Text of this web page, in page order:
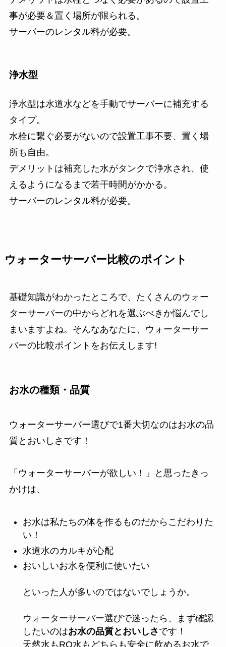
事が必要＆置く場所が限られる。
サーバーのレンタル料が必要。
浄水型
浄水型は水道水などを手動でサーバーに補充する
タイプ。
水栓に繋ぐ必要がないので設置工事不要、置く場
所も自由。
デメリットは補充した水がタンクで浄水され、使
えるようになるまで若干時間がかかる。
サーバーのレンタル料が必要。
ウォーターサーバー比較のポイント
基礎知識がわかったところで、たくさんのウォー
ターサーバーの中からどれを選ぶべきか悩んでし
まいますよね。そんなあなたに、ウォーターサー
バーの比較ポイントをお伝えします!
お水の種類・品質
ウォーターサーバー選びで1番大切なのはお水の品
質とおいしさです！
「ウォーターサーバーが欲しい！」と思ったきっ
かけは、
お水は私たちの体を作るものだからこだわりた
い！
水道水のカルキが心配
おいしいお水を便利に使いたい
といった人が多いのではないでしょうか。
ウォーターサーバー選びで迷ったら、まず確認
したいのはお水の品質とおいしさ です！
天然水もRO水もどちらも安全に飲めるお水で